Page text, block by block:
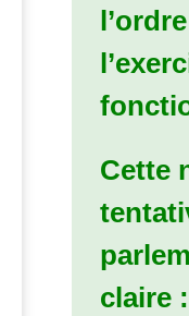
Cette
claire :